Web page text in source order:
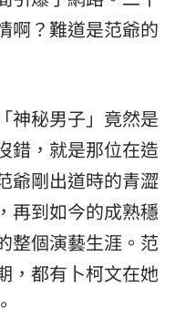
啊？難道是范爺的
神秘男子」竟然是
錯，就是那位在造
爺剛出道時的青澀
再到如今的成熟穩
整個演藝生涯。范
，都有卜柯文在她